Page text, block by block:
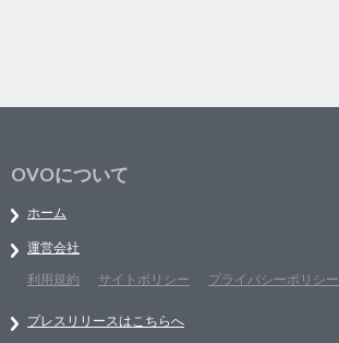
OVOについて
ホーム
運営会社
利用規約
サイトポリシー プライバシーポリシー
プレスリリースはこちらへ